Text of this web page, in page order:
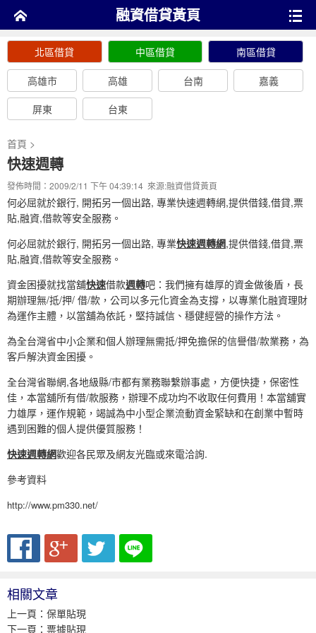
融資借貸黃頁
北區借貸 中區借貸 南區借貸
高雄市 高雄 台南
嘉義
屏東
台東
首頁 >
快速週轉
發佈時間：2009/2/11 下午 04:39:14 來源:融資借貸黃頁
何必屈就於銀行, 開拓另一個出路, 專業快速週轉網,提供借錢,借貸,票
貼,融資,借款等安全服務。
何必屈就於銀行, 開拓另一個出路, 專業快速週轉網,提供借錢,借貸,票
貼,融資,借款等安全服務。
資金困擾就找當舖快速借款週轉吧：我們擁有雄厚的資金做後盾，長
期辦理無/抵/押/ 借/款，公司以多元化資金為支撐，以專業化融資理財
為運作主體，以當舖為依託，堅持誠信、穩健經營的操作方法。
為全台灣省中小企業和個人辦理無需抵/押免擔保的信譽借/款業務，為
客戶解決資金困擾。
全台灣省聯網,各地級縣/市都有業務聯繫辦事處，方便快捷，保密性
佳，本當舖所有借/款服務，辦理不成功均不收取任何費用！本當舖實
力雄厚，運作規範，竭誠為中小型企業流動資金緊缺和在創業中暫時
遇到困難的個人提供優質服務！
快速週轉網歡迎各民眾及網友光臨或來電洽詢.
參考資料
http://www.pm330.net/
相關文章
上一頁： 保單貼現
下一頁： 票據貼現